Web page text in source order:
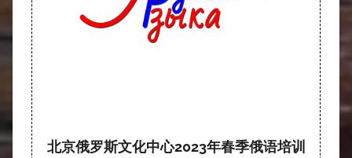
北京俄罗斯文化中心2023年春季俄语培训